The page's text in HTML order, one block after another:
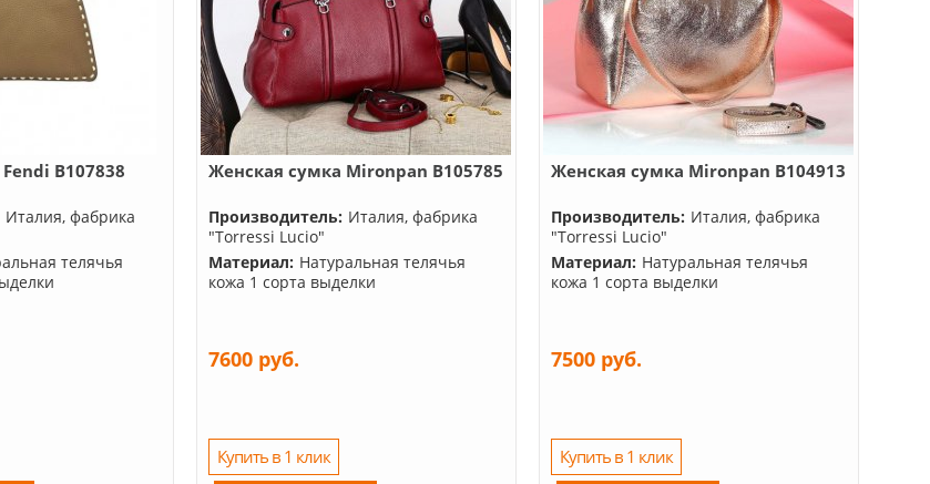
B107838
Италия, фабрика
телячья
Женская сумка Mironpan B105785
Производитель: Италия, фабрика
"Torressi Lucio"
Материал: Натуральная телячья
кожа 1 сорта выделки
7600 руб.
Купить в 1 клик
Женская сумка Mironpan B104913
Производитель: Италия, фабрика
"Torressi Lucio"
Материал: Натуральная телячья
кожа 1 сорта выделки
7500 руб.
Купить в 1 клик